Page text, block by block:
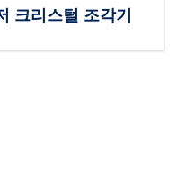
크리스털 조각기